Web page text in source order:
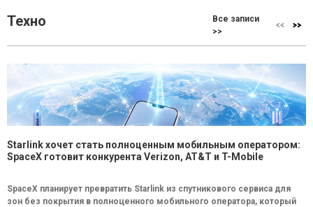
Техно
Все записи
>>
Starlink хочет стать полноценным мобильным оператором:
SpaceX готовит конкурента Verizon, AT&T и T-Mobile
SpaceX планирует превратить Starlink из спутникового сервиса для
зон без покрытия в полноценного мобильного оператора, который